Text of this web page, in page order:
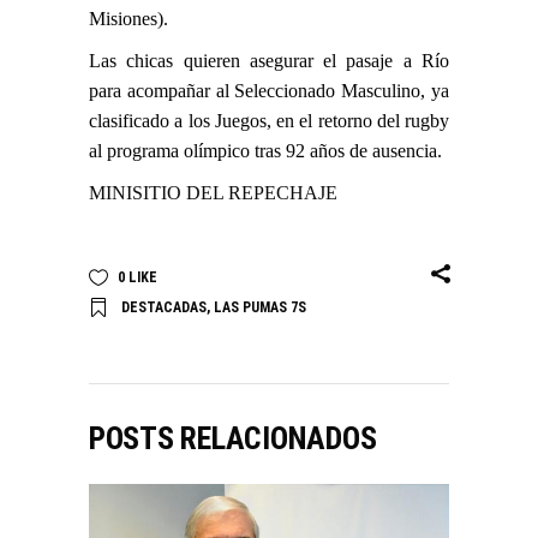
Misiones).
Las chicas quieren asegurar el pasaje a Río
para acompañar al Seleccionado Masculino, ya
clasificado a los Juegos, en el retorno del rugby
al programa olímpico tras 92 años de ausencia.
MINISITIO DEL REPECHAJE
0 LIKE
DESTACADAS, LAS PUMAS 7S
POSTS RELACIONADOS